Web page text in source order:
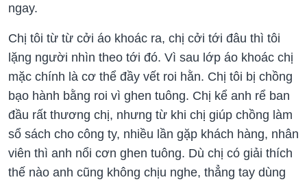
ngay.
Chị tôi từ từ cởi áo khoác ra, chị cởi tới đâu thì tôi
lặng người nhìn theo tới đó. Vì sau lớp áo khoác chị
mặc chính là cơ thể đầy vết roi hằn. Chị tôi bị chồng
bạo hành bằng roi vì ghen tuông. Chị kể anh rể ban
đầu rất thương chị, nhưng từ khi chị giúp chồng làm
sổ sách cho công ty, nhiều lần gặp khách hàng, nhân
viên thì anh nổi cơn ghen tuông. Dù chị có giải thích
thế nào anh cũng không chịu nghe, thẳng tay dùng